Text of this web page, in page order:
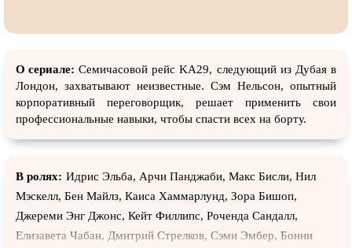
О сериале: Семичасовой рейс KA29, следующий из Дубая в
Лондон, захватывают неизвестные. Сэм Нельсон, опытный
корпоративный переговорщик, решает применить свои
профессиональные навыки, чтобы спасти всех на борту.
В ролях: Идрис Эльба, Арчи Панджаби, Макс Бисли, Нил
Мэскелл, Бен Майлз, Каиса Хаммарлунд, Зора Бишоп,
Джереми Энг Джонс, Кейт Филлипс, Роченда Сандалл,
Елизавета Чабан, Дмитрий Стрелков, Сэми Эмбер, Бонни